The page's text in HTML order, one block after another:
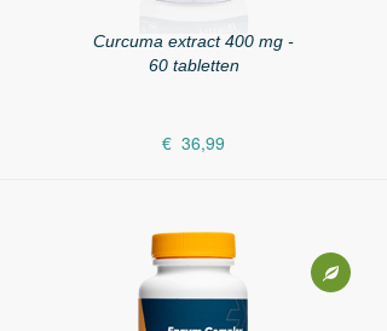
Curcuma extract 400 mg -
60 tabletten
€ 36,99